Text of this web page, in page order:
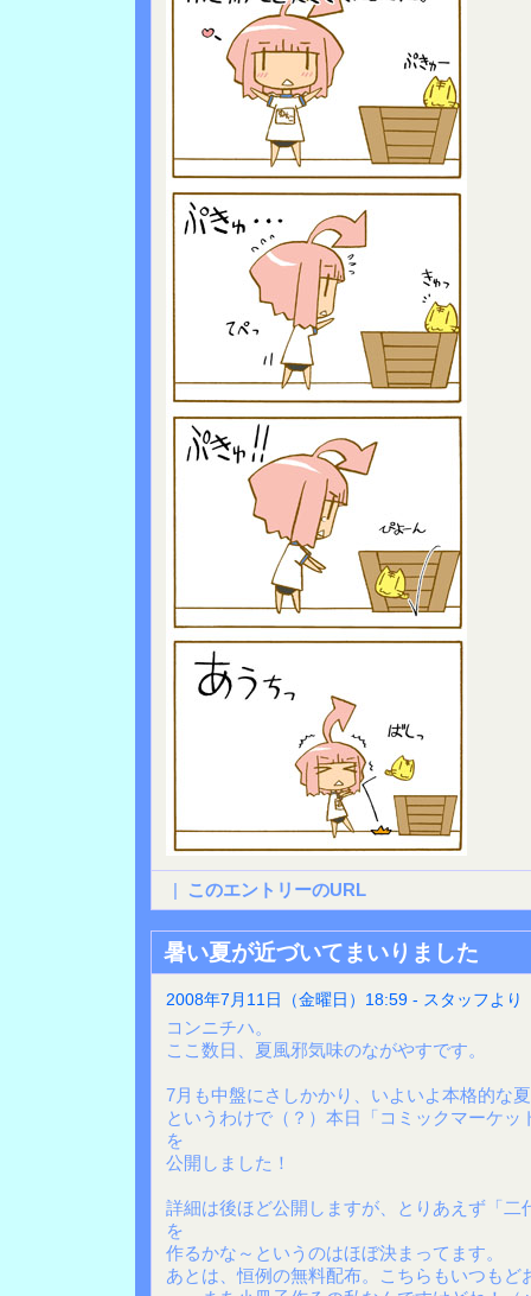
| このエントリーのURL
暑い夏が近づいてまいりました
2008年7月11日（金曜日）18:59 - スタッフより
コンニチハ。
ここ数日、夏風邪気味のながやすです。
7月も中盤にさしかかり、いよいよ本格的な
というわけで（？）本日「コミックマーケッ
を
公開しました！
詳細は後ほど公開しますが、とりあえず「
を
作るかな～というのはほぼ決まってます。
あとは、恒例の無料配布。こちらもいつもど